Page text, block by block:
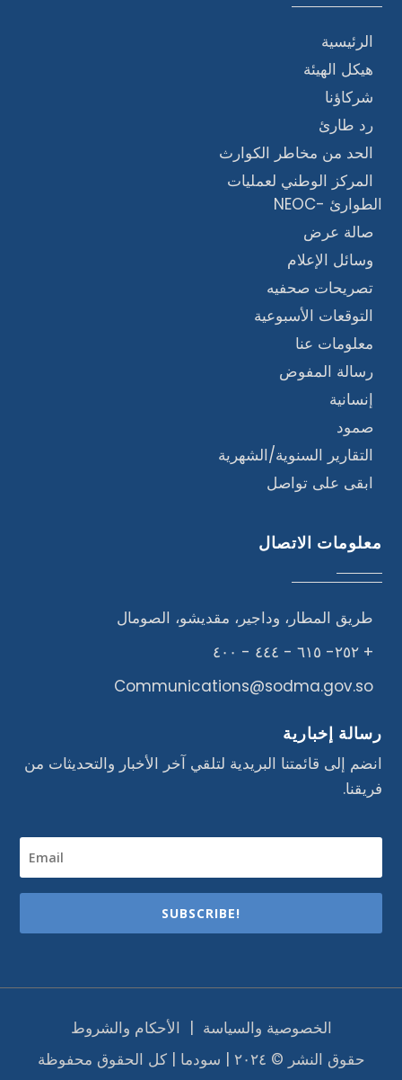
الرئيسية
هيكل الهيئة
شركاؤنا
رد طارئ
الحد من مخاطر الكوارث
المركز الوطني لعمليات
الطوارئ -NEOC
صالة عرض
وسائل الإعلام
تصريحات صحفيه
التوقعات الأسبوعية
معلومات عنا
رسالة المفوض
إنسانية
صمود
التقارير السنوية/الشهرية
ابقى على تواصل
معلومات الاتصال
طريق المطار، وداجير، مقديشو، الصومال
+ ٢٥٢- ٦١٥ - ٤٤٤ - ٤٠٠
Communications@sodma.gov.so
رسالة إخبارية
انضم إلى قائمتنا البريدية لتلقي آخر الأخبار والتحديثات من
فريقنا.
SUBSCRIBE!
الخصوصية والسياسة
الأحكام والشروط
حقوق النشر © ٢٠٢٤ | سودما | كل الحقوق محفوظة